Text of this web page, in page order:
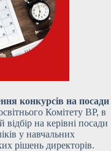
конкурсів на посади
Комітету ВР, в
на керівні посади
у навчальних
рішень директорів.